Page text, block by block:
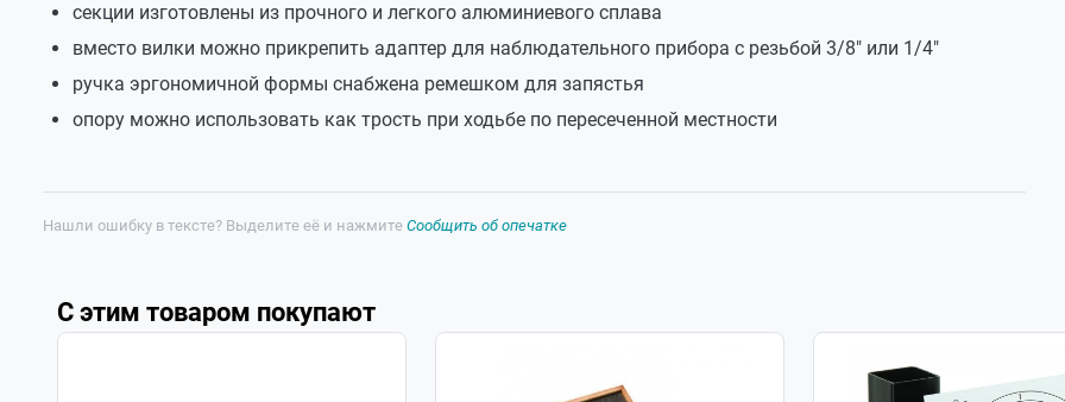
секции изготовлены из прочного и легкого алюминиевого сплава
вместо вилки можно прикрепить адаптер для наблюдательного прибора с резьбой 3/8" или 1/4"
ручка эргономичной формы снабжена ремешком для запястья
опору можно использовать как трость при ходьбе по пересеченной местности
Нашли ошибку в тексте? Выделите её и нажмите Сообщить об опечатке
С этим товаром покупают